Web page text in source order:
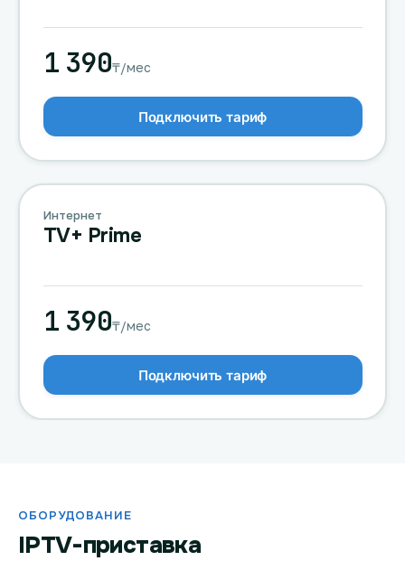
1 390₸/мес
Подключить тариф
Интернет
TV+ Prime
1 390₸/мес
Подключить тариф
ОБОРУДОВАНИЕ
IPTV-приставка